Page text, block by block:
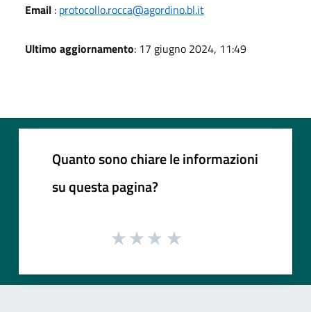
Email : protocollo.rocca@agordino.bl.it
Ultimo aggiornamento: 17 giugno 2024, 11:49
Quanto sono chiare le informazioni
su questa pagina?